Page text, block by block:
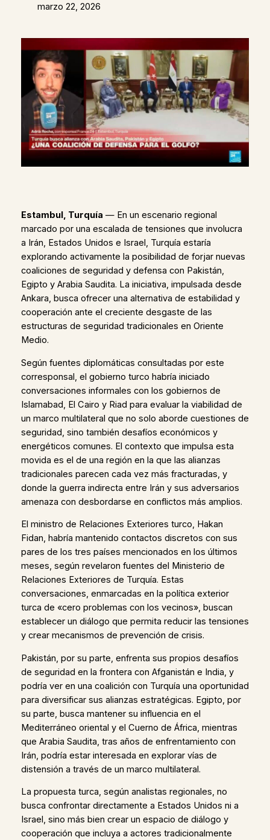
marzo 22, 2026
Estambul, Turquía — En un escenario regional
marcado por una escalada de tensiones que involucra
a Irán, Estados Unidos e Israel, Turquía estaría
explorando activamente la posibilidad de forjar nuevas
coaliciones de seguridad y defensa con Pakistán,
Egipto y Arabia Saudita. La iniciativa, impulsada desde
Ankara, busca ofrecer una alternativa de estabilidad y
cooperación ante el creciente desgaste de las
estructuras de seguridad tradicionales en Oriente
Medio.
Según fuentes diplomáticas consultadas por este
corresponsal, el gobierno turco habría iniciado
conversaciones informales con los gobiernos de
Islamabad, El Cairo y Riad para evaluar la viabilidad de
un marco multilateral que no solo aborde cuestiones de
seguridad, sino también desafíos económicos y
energéticos comunes. El contexto que impulsa esta
movida es el de una región en la que las alianzas
tradicionales parecen cada vez más fracturadas, y
donde la guerra indirecta entre Irán y sus adversarios
amenaza con desbordarse en conflictos más amplios.
El ministro de Relaciones Exteriores turco, Hakan
Fidan, habría mantenido contactos discretos con sus
pares de los tres países mencionados en los últimos
meses, según revelaron fuentes del Ministerio de
Relaciones Exteriores de Turquía. Estas
conversaciones, enmarcadas en la política exterior
turca de «cero problemas con los vecinos», buscan
establecer un diálogo que permita reducir las tensiones
y crear mecanismos de prevención de crisis.
Pakistán, por su parte, enfrenta sus propios desafíos
de seguridad en la frontera con Afganistán e India, y
podría ver en una coalición con Turquía una oportunidad
para diversificar sus alianzas estratégicas. Egipto, por
su parte, busca mantener su influencia en el
Mediterráneo oriental y el Cuerno de África, mientras
que Arabia Saudita, tras años de enfrentamiento con
Irán, podría estar interesada en explorar vías de
distensión a través de un marco multilateral.
La propuesta turca, según analistas regionales, no
busca confrontar directamente a Estados Unidos ni a
Israel, sino más bien crear un espacio de diálogo y
cooperación que incluya a actores tradicionalmente